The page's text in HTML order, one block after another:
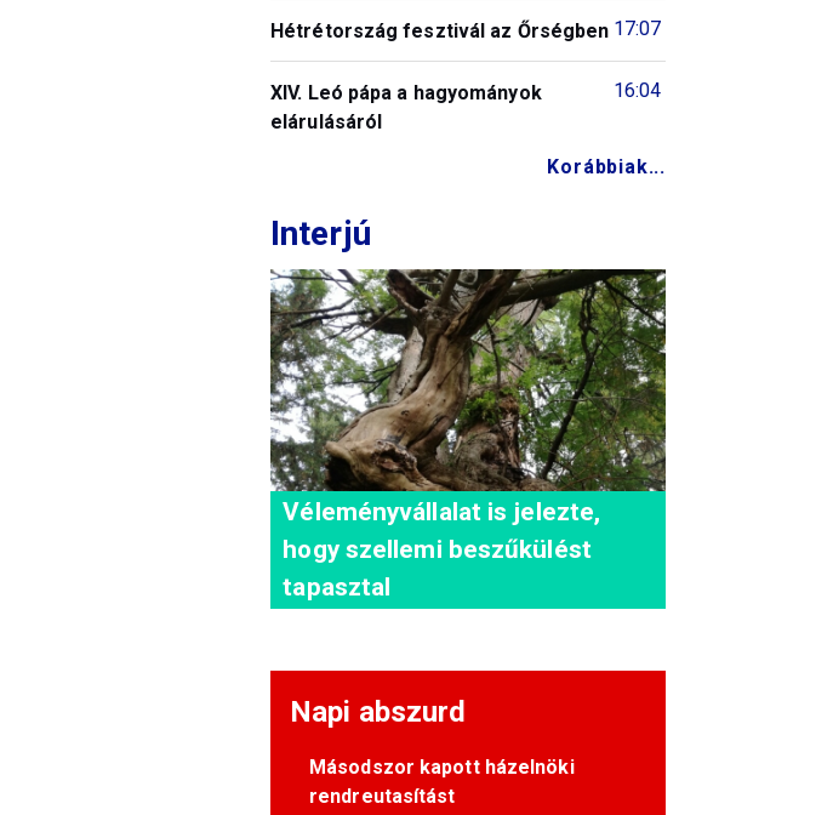
17:07
Hétrétország fesztivál az Őrségben
16:04
XIV. Leó pápa a hagyományok
elárulásáról
Korábbiak...
Interjú
Véleményvállalat is jelezte,
hogy szellemi beszűkülést
tapasztal
Napi abszurd
Másodszor kapott házelnöki
rendreutasítást